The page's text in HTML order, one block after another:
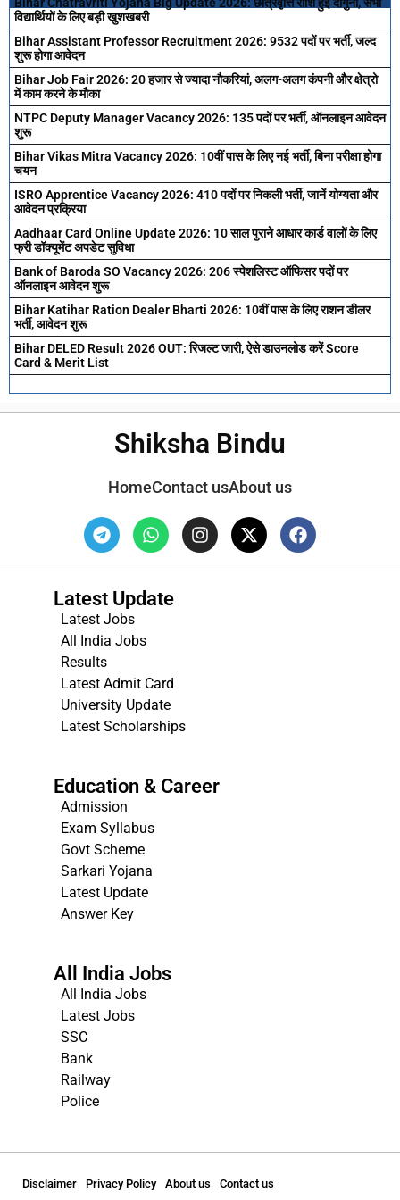
Bihar Chatravriti Yojana Big Update 2026: छात्रवृत्ति राशि हुई दोगुनी, सभी
विद्यार्थियों के लिए बड़ी खुशखबरी
Bihar Assistant Professor Recruitment 2026: 9532 पदों पर भर्ती, जल्द
शुरू होगा आवेदन
Bihar Job Fair 2026: 20 हजार से ज्यादा नौकरियां, अलग-अलग कंपनी और क्षेत्रो
में काम करने के मौका
NTPC Deputy Manager Vacancy 2026: 135 पदों पर भर्ती, ऑनलाइन आवेदन
शुरू
Bihar Vikas Mitra Vacancy 2026: 10वीं पास के लिए नई भर्ती, बिना परीक्षा होगा
चयन
ISRO Apprentice Vacancy 2026: 410 पदों पर निकली भर्ती, जानें योग्यता और
आवेदन प्रक्रिया
Aadhaar Card Online Update 2026: 10 साल पुराने आधार कार्ड वालों के लिए
फ्री डॉक्यूमेंट अपडेट सुविधा
Bank of Baroda SO Vacancy 2026: 206 स्पेशलिस्ट ऑफिसर पदों पर
ऑनलाइन आवेदन शुरू
Bihar Katihar Ration Dealer Bharti 2026: 10वीं पास के लिए राशन डीलर
भर्ती, आवेदन शुरू
Bihar DELED Result 2026 OUT: रिजल्ट जारी, ऐसे डाउनलोड करें Score
Card & Merit List
Shiksha Bindu
HomeContact usAbout us
Latest Update
Latest Jobs
All India Jobs
Results
Latest Admit Card
University Update
Latest Scholarships
Education & Career
Admission
Exam Syllabus
Govt Scheme
Sarkari Yojana
Latest Update
Answer Key
All India Jobs
All India Jobs
Latest Jobs
SSC
Bank
Railway
Police
Disclaimer Privacy Policy About us Contact us